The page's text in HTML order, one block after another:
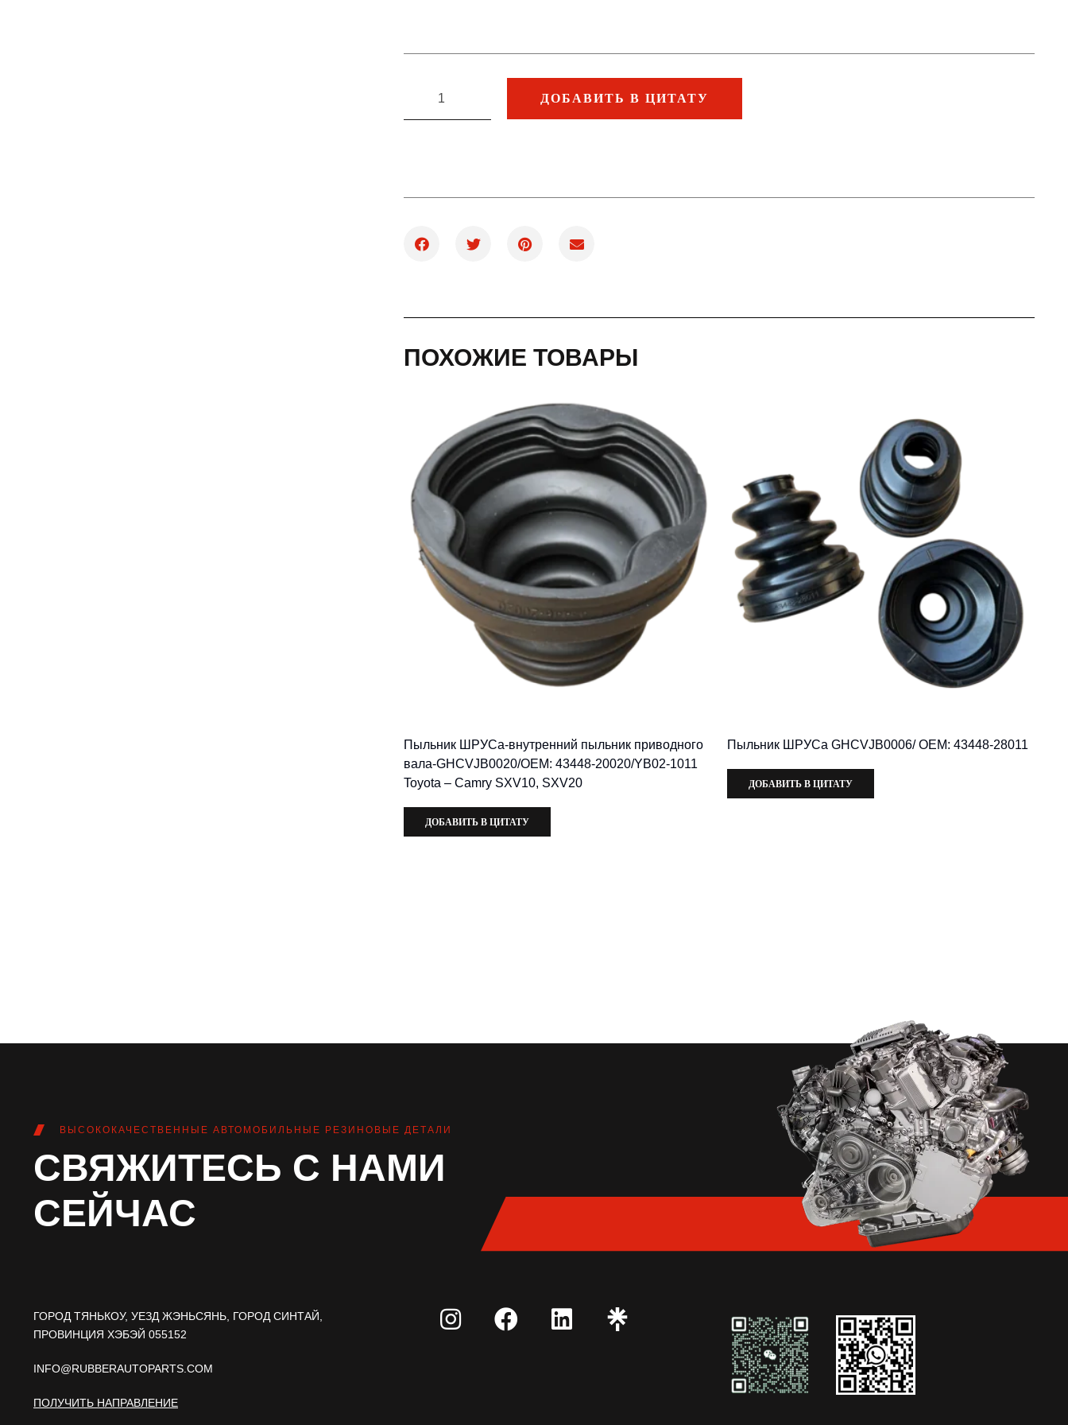
ДОБАВИТЬ В ЦИТАТУ
ПОХОЖИЕ ТОВАРЫ
Пыльник ШРУСа-внутренний пыльник приводного
вала-GHCVJB0020/OEM: 43448-20020/YB02-1011
Toyota – Camry SXV10, SXV20
ДОБАВИТЬ В ЦИТАТУ
Пыльник ШРУСа GHCVJB0006/ OEM: 43448-28011
ДОБАВИТЬ В ЦИТАТУ
ВЫСОКОКАЧЕСТВЕННЫЕ АВТОМОБИЛЬНЫЕ РЕЗИНОВЫЕ ДЕТАЛИ
СВЯЖИТЕСЬ С НАМИ
СЕЙЧАС
ГОРОД ТЯНЬКОУ, УЕЗД ЖЭНЬСЯНЬ, ГОРОД СИНТАЙ,
ПРОВИНЦИЯ ХЭБЭЙ 055152
INFO@RUBBERAUTOPARTS.COM
ПОЛУЧИТЬ НАПРАВЛЕНИЕ